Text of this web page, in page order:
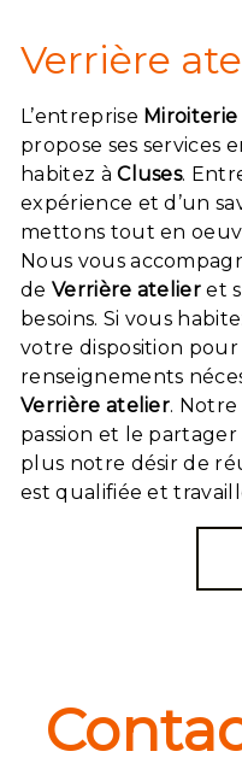
Verrière
L’entreprise
propose ses services
habitez àCluses.
expérience et d’un
mettons tout en
Nous vous
de Verrière atelier et
besoins. Si vous
votre disposition
renseignements
Verrière atelier.
passion et le
plus notre désir de
est qualifiée et